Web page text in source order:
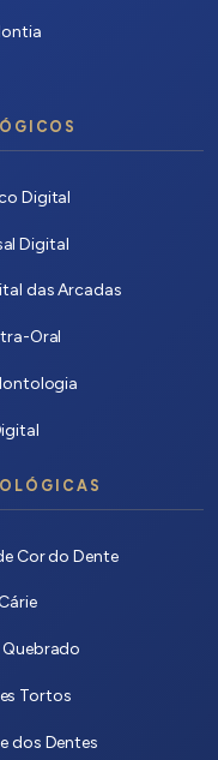
Digital
Digital
das Arcadas
Oral
Cor do Dente
Tortos
dos Dentes